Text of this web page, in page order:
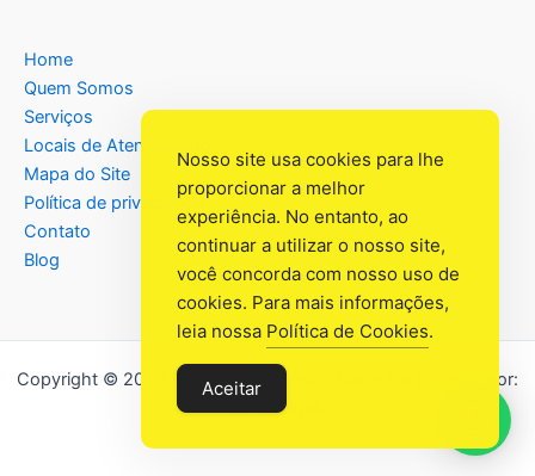
Home
Quem Somos
Serviços
Locais de Atendimento
Mapa do Site
Política de privacidade
Contato
Blog
Copyright © 2026 Assistência Têcnica Eletro Lar | Criado por:
Industrial Web
Nosso site usa cookies para lhe
proporcionar a melhor
experiência. No entanto, ao
continuar a utilizar o nosso site,
você concorda com nosso uso de
cookies. Para mais informações,
leia nossa Política de Cookies.
Aceitar